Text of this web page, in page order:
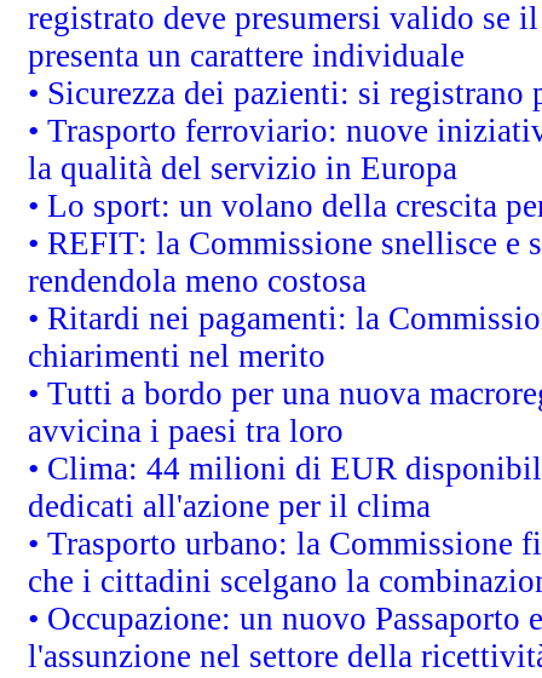
registrato deve presumersi valido se
presenta un carattere individuale
• Sicurezza dei pazienti: si
• Trasporto ferroviario: nuove
la qualità del servizio in Europa
• Lo sport: un volano della crescita
• REFIT: la Commissione snellisce
rendendola meno costosa
• Ritardi nei pagamenti: la
chiarimenti nel merito
• Tutti a bordo per una nuova
avvicina i paesi tra loro
• Clima: 44 milioni di EUR
dedicati all'azione per il clima
• Trasporto urbano: la Commissione
che i cittadini scelgano la
• Occupazione: un nuovo Passaporto
l'assunzione nel settore della